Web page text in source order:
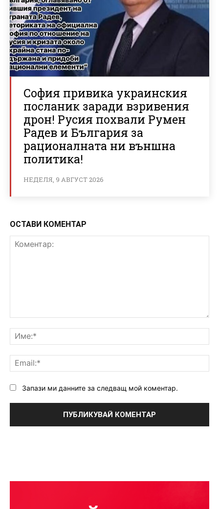
София привика украинския
посланик заради взривения
дрон! Русия похвали Румен
Радев и България за
рационалната ни външна
политика!
НЕДЕЛЯ, 9 АВГУСТ 2026
ОСТАВИ КОМЕНТАР
Запази ми данните за следващ мой коментар.